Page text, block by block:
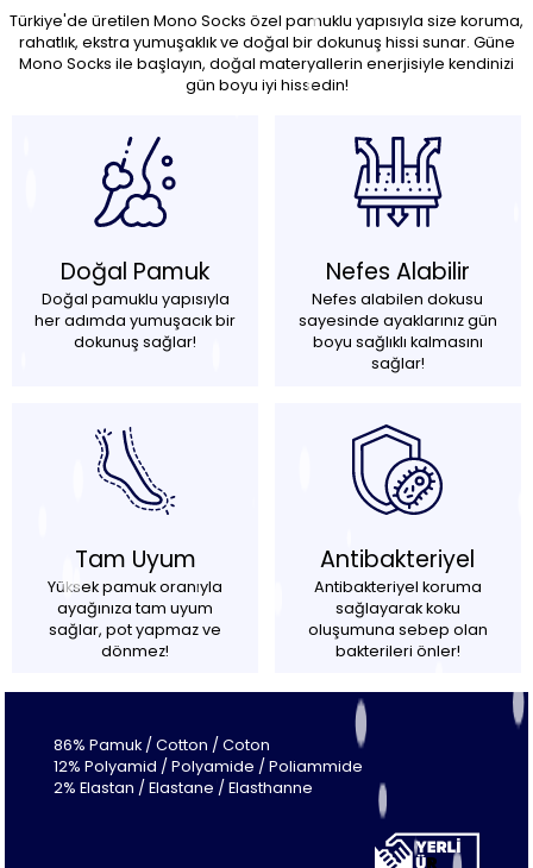
Türkiye'de üretilen Mono Socks özel pamuklu yapısıyla size koruma,
rahatlık, ekstra yumuşaklık ve doğal bir dokunuş hissi sunar. Güne
Mono Socks ile başlayın, doğal materyallerin enerjisiyle kendinizi
gün boyu iyi hissedin!
Doğal Pamuk
Doğal pamuklu yapısıyla
her adımda yumuşacık bir
dokunuş sağlar!
Nefes Alabilir
Nefes alabilen dokusu
sayesinde ayaklarınız gün
boyu sağlıklı kalmasını
sağlar!
Tam Uyum
Yüksek pamuk oranıyla
ayağınıza tam uyum
sağlar, pot yapmaz ve
dönmez!
Antibakteriyel
Antibakteriyel koruma
sağlayarak koku
oluşumuna sebep olan
bakterileri önler!
86% Pamuk / Cotton / Coton
12% Polyamid / Polyamide / Poliammide
2% Elastan / Elastane / Elasthanne